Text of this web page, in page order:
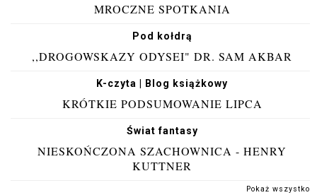
MROCZNE SPOTKANIA
Pod kołdrą
,,DROGOWSKAZY ODYSEI" DR. SAM AKBAR
K-czyta | Blog książkowy
KRÓTKIE PODSUMOWANIE LIPCA
Świat fantasy
NIESKOŃCZONA SZACHOWNICA - HENRY
KUTTNER
Pokaż wszystko